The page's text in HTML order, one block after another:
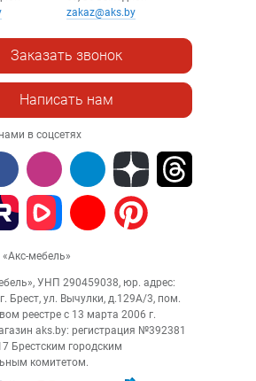
zakaz@aks.by
Заказать звонок
Написать нам
в соцсетях
мебель»
УНП 290459038, юр. адрес:
Брест, ул. Вычулки, д.129А/3, пом.
реестре с 13 марта 2006 г.
aks.by: регистрация №392381
Брестским городским
комитетом.